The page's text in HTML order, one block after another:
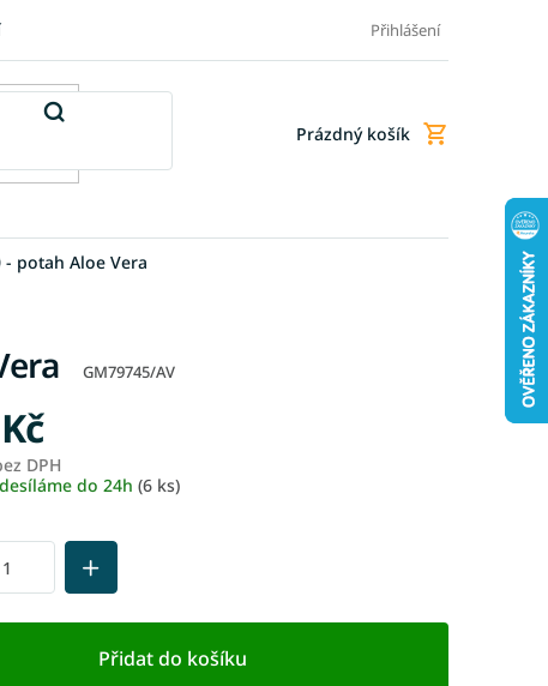
Obchodní podmínky
Přihlášení
Nákupní
Prázdný košík
potah Aloe Vera
GM79745/AV
DPH
do 24h (6 ks)
Přidat do košíku